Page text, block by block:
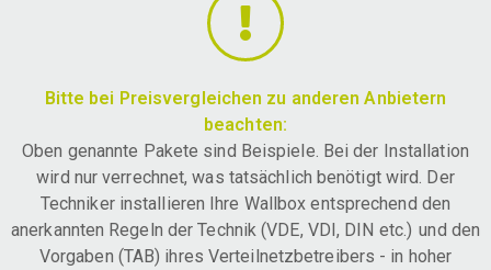
Bitte bei Preisvergleichen zu anderen Anbietern
beachten:
Oben genannte Pakete sind Beispiele. Bei der Installation
wird nur verrechnet, was tatsächlich benötigt wird. Der
Techniker installieren Ihre Wallbox entsprechend den
anerkannten Regeln der Technik (VDE, VDI, DIN etc.) und den
Vorgaben (TAB) ihres Verteilnetzbetreibers - in hoher